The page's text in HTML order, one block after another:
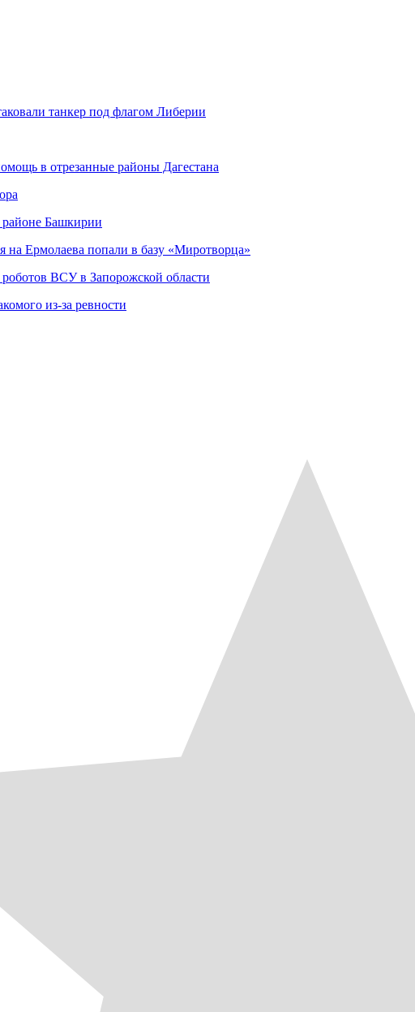
танкер под флагом Либерии
в отрезанные районы Дагестана
Башкирии
Ермолаева попали в базу «Миротворца»
ВСУ в Запорожской области
из-за ревности